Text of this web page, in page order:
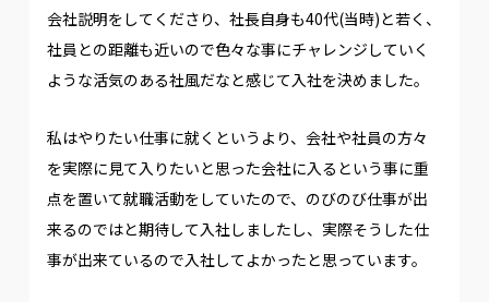
会社説明をしてくださり、社長自身も40代(当時)と若く、
社員との距離も近いので色々な事にチャレンジしていく
ような活気のある社風だなと感じて入社を決めました。
私はやりたい仕事に就くというより、会社や社員の方々
を実際に見て入りたいと思った会社に入るという事に重
点を置いて就職活動をしていたので、のびのび仕事が出
来るのではと期待して入社しましたし、実際そうした仕
事が出来ているので入社してよかったと思っています。